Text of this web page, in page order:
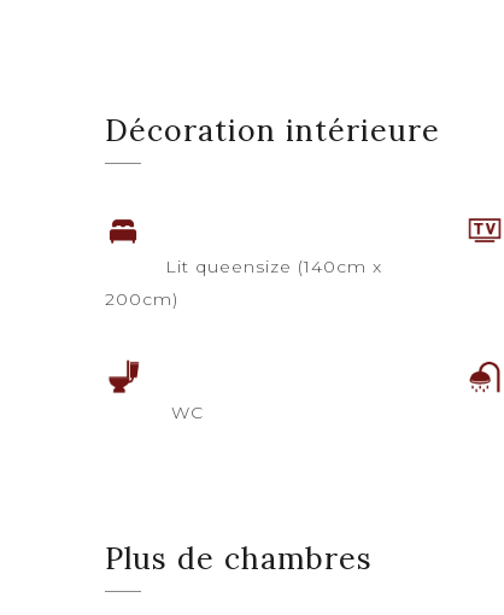
Décoration intérieure
Lit queensize (140cm x
200cm)
WC
Plus de chambres